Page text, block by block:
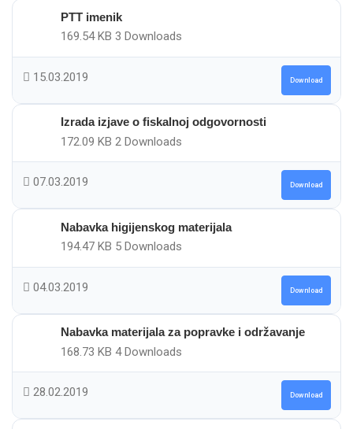
PTT imenik
169.54 KB 3 Downloads
15.03.2019 Download
Izrada izjave o fiskalnoj odgovornosti
172.09 KB 2 Downloads
07.03.2019 Download
Nabavka higijenskog materijala
194.47 KB 5 Downloads
04.03.2019 Download
Nabavka materijala za popravke i održavanje
168.73 KB 4 Downloads
28.02.2019 Download